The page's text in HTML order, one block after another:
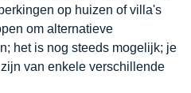
op huizen of villa's
om alternatieve
het is nog steeds mogelijk; je
van enkele verschillende